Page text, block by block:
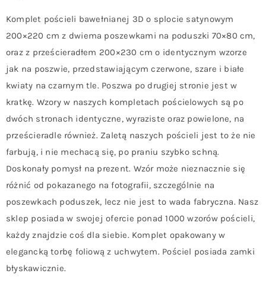
Komplet pościeli bawełnianej 3D o splocie satynowym
200×220 cm z dwiema poszewkami na poduszki 70×80 cm,
oraz z prześcieradłem 200×230 cm o identycznym wzorze
jak na poszwie, przedstawiającym czerwone, szare i białe
kwiaty na czarnym tle. Poszwa po drugiej stronie jest w
kratkę. Wzory w naszych kompletach pościelowych są po
dwóch stronach identyczne, wyraziste oraz powielone, na
prześcieradle również. Zaletą naszych pościeli jest to że nie
farbują, i nie mechacą się, po praniu szybko schną.
Doskonały pomysł na prezent. Wzór może nieznacznie się
różnić od pokazanego na fotografii, szczególnie na
poszewkach poduszek, lecz nie jest to wada fabryczna. Nasz
sklep posiada w swojej ofercie ponad 1000 wzorów pościeli,
każdy znajdzie coś dla siebie. Komplet opakowany w
elegancką torbę foliową z uchwytem. Pościel posiada zamki
błyskawicznie.